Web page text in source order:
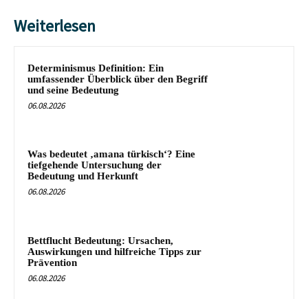
Weiterlesen
Determinismus Definition: Ein
umfassender Überblick über den Begriff
und seine Bedeutung
06.08.2026
Was bedeutet ‚amana türkisch‘? Eine
tiefgehende Untersuchung der
Bedeutung und Herkunft
06.08.2026
Bettflucht Bedeutung: Ursachen,
Auswirkungen und hilfreiche Tipps zur
Prävention
06.08.2026